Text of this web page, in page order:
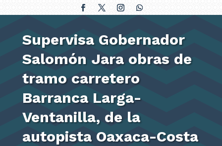
Supervisa Gobernador
Salomón Jara obras de
tramo carretero
Barranca Larga-
Ventanilla, de la
autopista Oaxaca-Costa